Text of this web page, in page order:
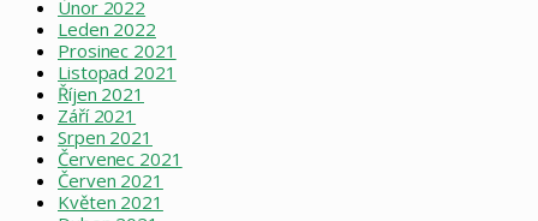
Únor 2022
Leden 2022
Prosinec 2021
Listopad 2021
Říjen 2021
Září 2021
Srpen 2021
Červenec 2021
Červen 2021
Květen 2021